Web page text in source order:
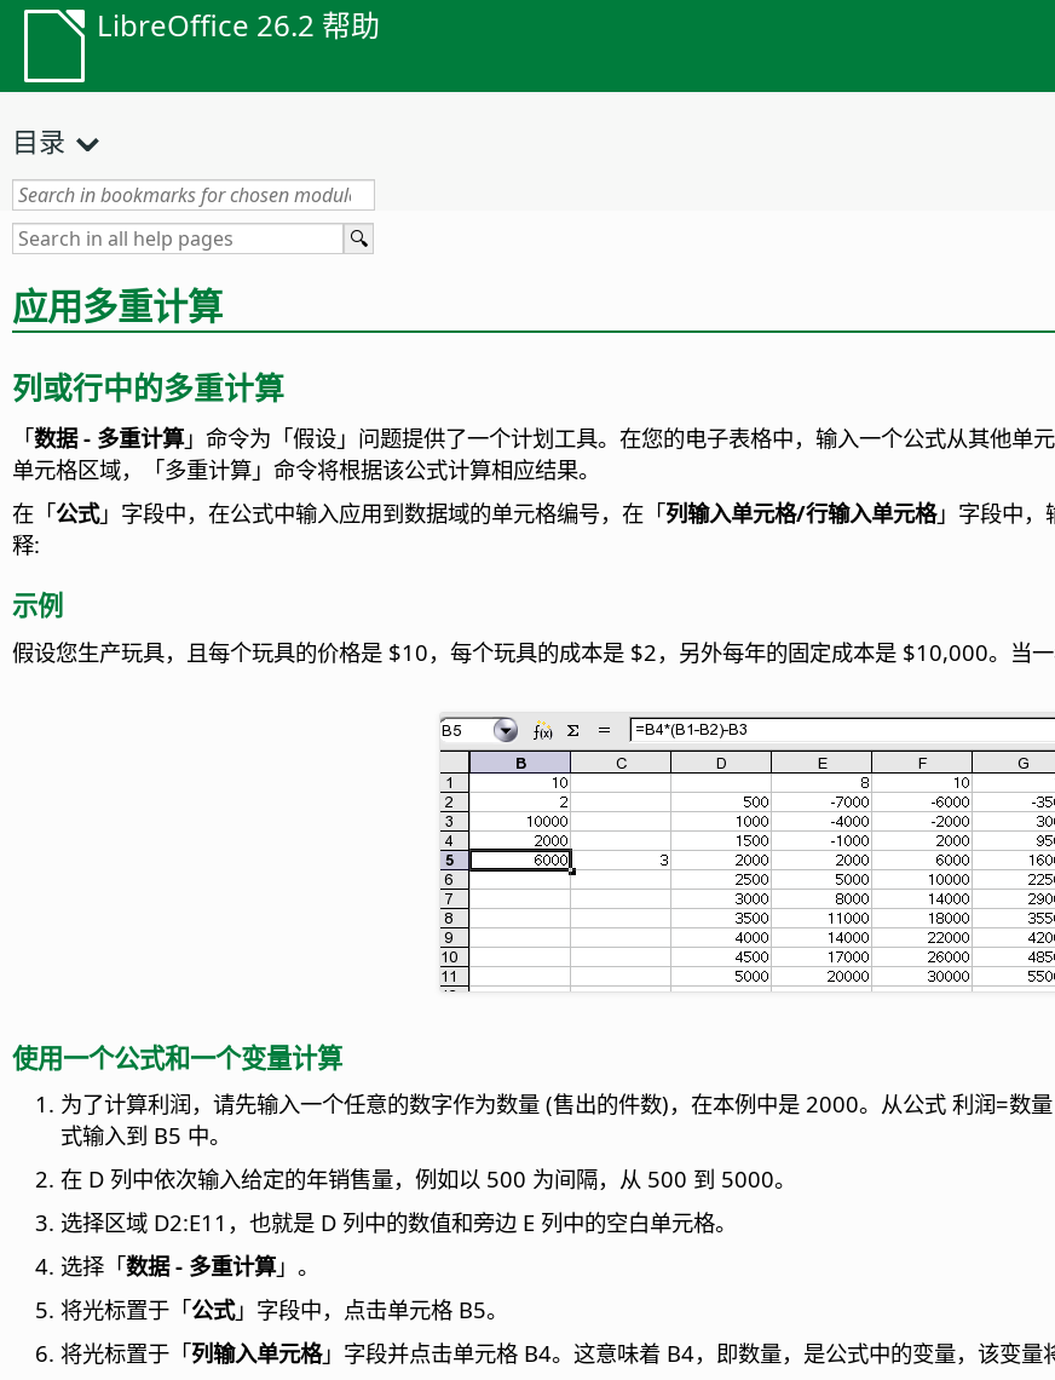
LibreOffice 26.2 帮助
目录
应用多重计算
列或行中的多重计算
「数据 - 多重计算」命令为「假设」问题提供了一个计划工具。在您的电子表格中，输入一个公式从其他单
单元格区域，「多重计算」命令将根据该公式计算相应结果。
在「公式」字段中，在公式中输入应用到数据域的单元格编号，在「列输入单元格/行输入单元格」字段中，
释:
示例
假设您生产玩具，且每个玩具的价格是 $10，每个玩具的成本是 $2，另外每年的固定成本是 $10,000。当
使用一个公式和一个变量计算
为了计算利润，请先输入一个任意的数字作为数量 (售出的件数)，在本例中是 2000。从公式 利润=数
式输入到 B5 中。
在 D 列中依次输入给定的年销售量，例如以 500 为间隔，从 500 到 5000。
选择区域 D2:E11，也就是 D 列中的数值和旁边 E 列中的空白单元格。
选择「数据 - 多重计算」。
将光标置于「公式」字段中，点击单元格 B5。
将光标置于「列输入单元格」字段并点击单元格 B4。这意味着 B4，即数量，是公式中的变量，该变量